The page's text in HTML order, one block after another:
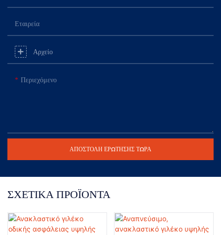
Εταιρεία
Αρχείο
Περιεχόμενο
ΑΠΟΣΤΟΛΉ ΕΡΏΤΗΣΗΣ ΤΏΡΑ
ΣΧΕΤΙΚΆ ΠΡΟΪΌΝΤΑ